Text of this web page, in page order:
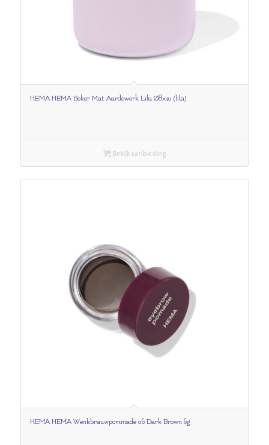
HEMA HEMA Beker Mat Aardewerk Lila Ø8×10 (lila)
Bekijk aanbieding
HEMA HEMA Wenkbrauwpommade 06 Dark Brown 6g